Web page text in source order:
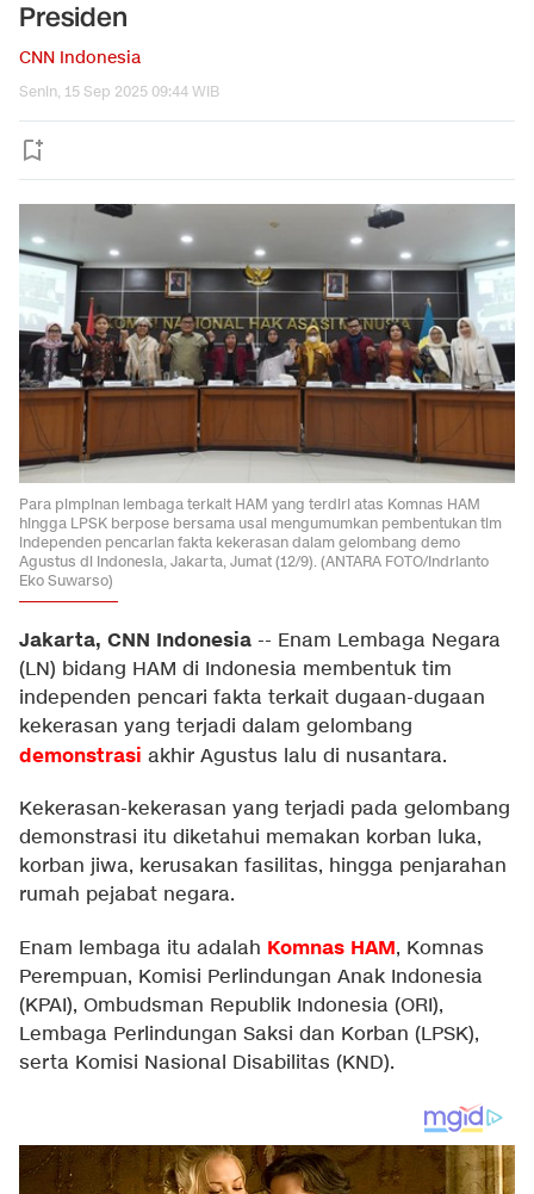
Presiden
CNN Indonesia
Senin, 15 Sep 2025 09:44 WIB
Para pimpinan lembaga terkait HAM yang terdiri atas Komnas HAM
hingga LPSK berpose bersama usai mengumumkan pembentukan tim
independen pencarian fakta kekerasan dalam gelombang demo
Agustus di Indonesia, Jakarta, Jumat (12/9). (ANTARA FOTO/Indrianto
Eko Suwarso)
Jakarta, CNN Indonesia -- Enam Lembaga Negara
(LN) bidang HAM di Indonesia membentuk tim
independen pencari fakta terkait dugaan-dugaan
kekerasan yang terjadi dalam gelombang
demonstrasi akhir Agustus lalu di nusantara.
Kekerasan-kekerasan yang terjadi pada gelombang
demonstrasi itu diketahui memakan korban luka,
korban jiwa, kerusakan fasilitas, hingga penjarahan
rumah pejabat negara.
Enam lembaga itu adalah Komnas HAM, Komnas
Perempuan, Komisi Perlindungan Anak Indonesia
(KPAI), Ombudsman Republik Indonesia (ORI),
Lembaga Perlindungan Saksi dan Korban (LPSK),
serta Komisi Nasional Disabilitas (KND).